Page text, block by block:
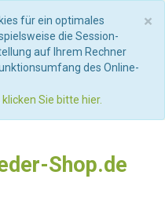
×
für ein optimales
die Session-
auf Ihrem Rechner
des Online-
Sie bitte hier.
Shop.de